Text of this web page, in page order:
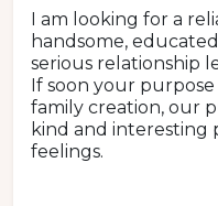
I am looking for a
handsome,
serious relationship
If soon your purpose
family creation, our
kind and interesting
feelings.